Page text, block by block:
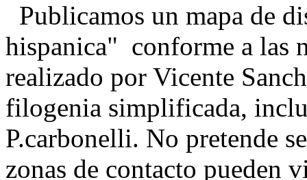
Publicamos un mapa de
hispanica" conforme a las
realizado por Vicente
filogenia simplificada,
P.carbonelli. No pretende
zonas de contacto pueden